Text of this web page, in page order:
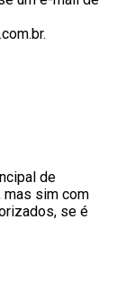
de
mas sim com
se é